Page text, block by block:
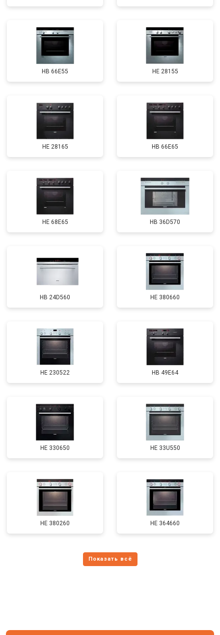
HB 66E55 HE 28155
HE 28165 HB 66E65
HE 68E65 HB 36D570
HB 24D560 HE 380660
HE 230522 HB 49E64
HE 330650 HE 33U550
HE 380260 HE 364660